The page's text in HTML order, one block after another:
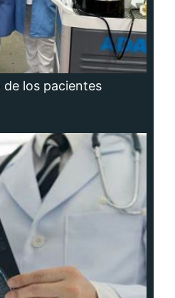
de los pacientes